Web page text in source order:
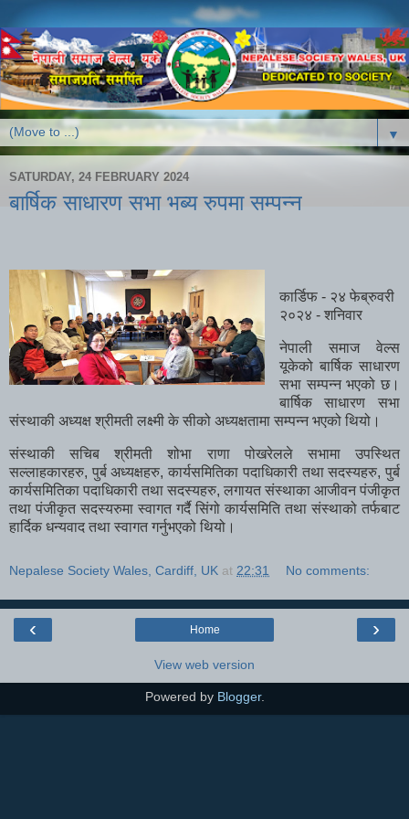
▼
SATURDAY, 24 FEBRUARY 2024
बार्षिक साधारण सभा भब्य रुपमा सम्पन्न
कार्डिफ - २४ फेब्रुवरी
२०२४ - शनिवार
नेपाली समाज वेल्स
यूकेको बार्षिक साधारण
सभा सम्पन्न भएको छ।
बार्षिक साधारण सभा
संस्थाकी अध्यक्ष श्रीमती लक्ष्मी के सीको अध्यक्षतामा सम्पन्न भएको थियो।
संस्थाकी सचिब श्रीमती शोभा राणा पोखरेलले सभामा उपस्थित
सल्लाहकारहरु, पुर्ब अध्यक्षहरु, कार्यसमितिका पदाधिकारी तथा सदस्यहरु, पुर्ब
कार्यसमितिका पदाधिकारी तथा सदस्यहरु, लगायत संस्थाका आजीवन पंजीकृत
तथा पंजीकृत सदस्यरुमा स्वागत गर्दै सिंगो कार्यसमिति तथा संस्थाको तर्फबाट
हार्दिक धन्यवाद तथा स्वागत गर्नुभएको थियो।
Nepalese Society Wales, Cardiff, UK at 22:31 No comments:
‹ ›
Home
View web version
Powered by Blogger.